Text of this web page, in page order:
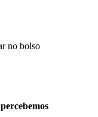
no bolso